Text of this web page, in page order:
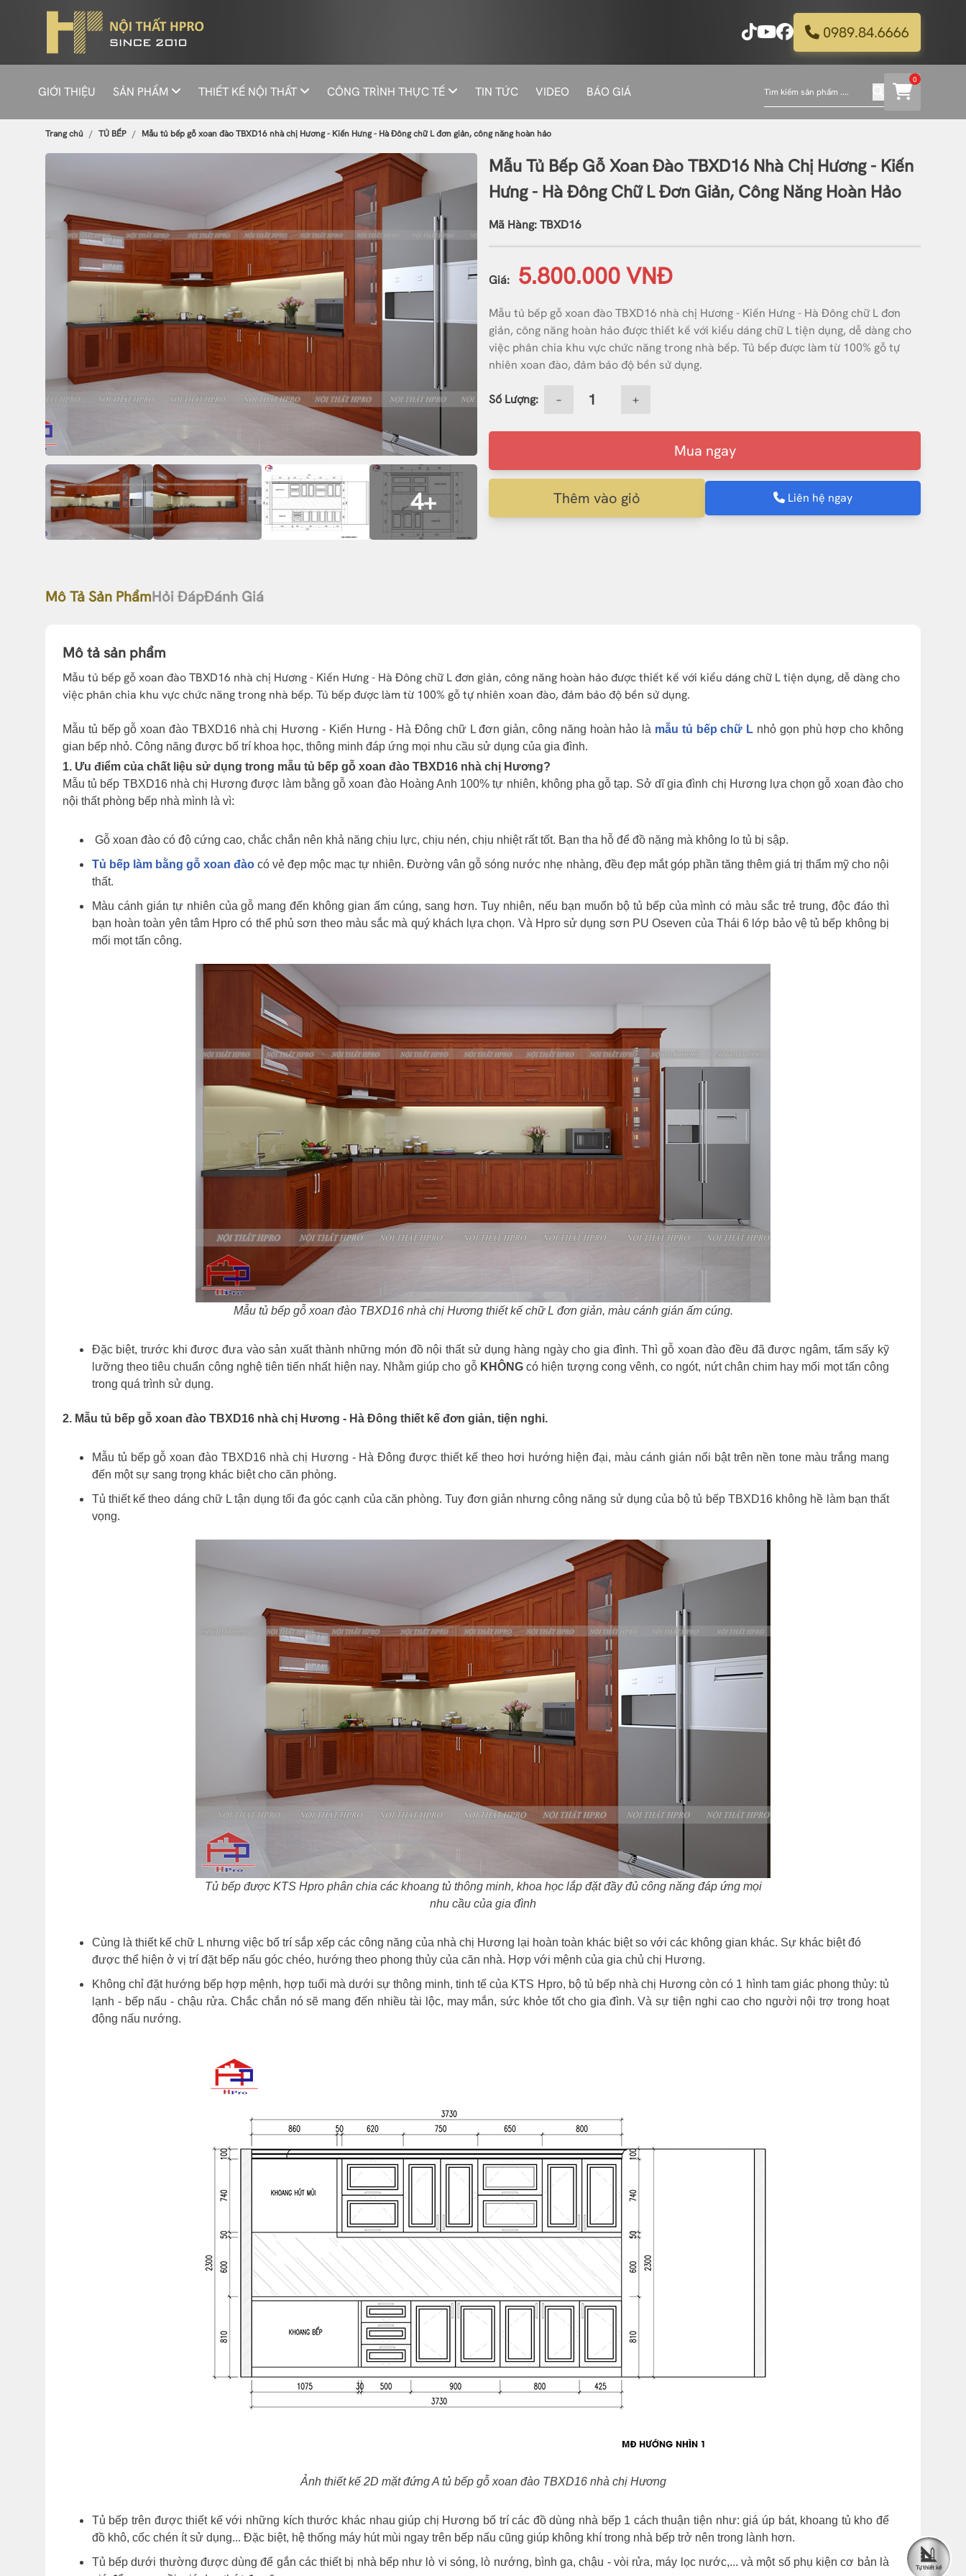
0989.84.6666
GIỚI THIỆU SẢN PHẨM THIẾT KẾ NỘI THẤT CÔNG TRÌNH THỰC TẾ TIN TỨC VIDEO BÁO GIÁ
0
Trang chủ TỦ BẾP Mẫu tủ bếp gỗ xoan đào TBXD16 nhà chị Hương - Kiến Hưng - Hà Đông chữ L đơn giản, công năng hoàn hảo
4+
Mẫu Tủ Bếp Gỗ Xoan Đào TBXD16 Nhà Chị Hương - Kiến
Hưng - Hà Đông Chữ L Đơn Giản, Công Năng Hoàn Hảo
Mã Hàng: TBXD16
Giá: 5.800.000 VNĐ
Mẫu tủ bếp gỗ xoan đào TBXD16 nhà chị Hương - Kiến Hưng - Hà Đông chữ L đơn
giản, công năng hoàn hảo được thiết kế với kiểu dáng chữ L tiện dụng, dễ dàng cho
việc phân chia khu vực chức năng trong nhà bếp. Tủ bếp được làm từ 100% gỗ tự
nhiên xoan đào, đảm bảo độ bền sử dụng.
Số Lượng: − +
Mua ngay
Thêm vào giỏ Liên hệ ngay
Mô Tả Sản PhẩmHỏi ĐápĐánh Giá
Mô tả sản phẩm
Mẫu tủ bếp gỗ xoan đào TBXD16 nhà chị Hương - Kiến Hưng - Hà Đông chữ L đơn giản, công năng hoàn hảo được thiết kế với kiểu dáng chữ L tiện dụng, dễ dàng cho
việc phân chia khu vực chức năng trong nhà bếp. Tủ bếp được làm từ 100% gỗ tự nhiên xoan đào, đảm bảo độ bền sử dụng.
Mẫu tủ bếp gỗ xoan đào TBXD16 nhà chị Hương - Kiến Hưng - Hà Đông chữ L đơn giản, công năng hoàn hảo là mẫu tủ bếp chữ L nhỏ gọn phù hợp cho không
gian bếp nhỏ. Công năng được bố trí khoa học, thông minh đáp ứng mọi nhu cầu sử dụng của gia đình.
1. Ưu điểm của chất liệu sử dụng trong mẫu tủ bếp gỗ xoan đào TBXD16 nhà chị Hương?
Mẫu tủ bếp TBXD16 nhà chị Hương được làm bằng gỗ xoan đào Hoàng Anh 100% tự nhiên, không pha gỗ tạp. Sở dĩ gia đình chị Hương lựa chọn gỗ xoan đào cho
nội thất phòng bếp nhà mình là vì:
Gỗ xoan đào có độ cứng cao, chắc chắn nên khả năng chịu lực, chịu nén, chịu nhiệt rất tốt. Bạn tha hỗ để đồ nặng mà không lo tủ bị sập.
Tủ bếp làm bằng gỗ xoan đào có vẻ đẹp mộc mạc tự nhiên. Đường vân gỗ sóng nước nhẹ nhàng, đều đẹp mắt góp phần tăng thêm giá trị thẩm mỹ cho nội
thất.
Màu cánh gián tự nhiên của gỗ mang đến không gian ấm cúng, sang hơn. Tuy nhiên, nếu bạn muốn bộ tủ bếp của mình có màu sắc trẻ trung, độc đáo thì
bạn hoàn toàn yên tâm Hpro có thể phủ sơn theo màu sắc mà quý khách lựa chọn. Và Hpro sử dụng sơn PU Oseven của Thái 6 lớp bảo vệ tủ bếp không bị
mối mọt tấn công.
Mẫu tủ bếp gỗ xoan đào TBXD16 nhà chị Hương thiết kế chữ L đơn giản, màu cánh gián ấm cúng.
Đặc biệt, trước khi được đưa vào sản xuất thành những món đồ nội thất sử dụng hàng ngày cho gia đình. Thì gỗ xoan đào đều đã được ngâm, tẩm sấy kỹ
lưỡng theo tiêu chuẩn công nghệ tiên tiến nhất hiện nay. Nhằm giúp cho gỗ KHÔNGcó hiện tượng cong vênh, co ngót, nứt chân chim hay mối mọt tấn công
trong quá trình sử dụng.
2. Mẫu tủ bếp gỗ xoan đào TBXD16 nhà chị Hương - Hà Đông thiết kế đơn giản, tiện nghi.
Mẫu tủ bếp gỗ xoan đào TBXD16 nhà chị Hương - Hà Đông được thiết kế theo hơi hướng hiện đại, màu cánh gián nổi bật trên nền tone màu trắng mang
đến một sự sang trọng khác biệt cho căn phòng.
Tủ thiết kế theo dáng chữ L tận dụng tối đa góc cạnh của căn phòng. Tuy đơn giản nhưng công năng sử dụng của bộ tủ bếp TBXD16 không hề làm bạn thất
vọng.
Tủ bếp được KTS Hpro phân chia các khoang tủ thông minh, khoa học lắp đặt đầy đủ công năng đáp ứng mọi
nhu cầu của gia đình
Cùng là thiết kế chữ L nhưng việc bố trí sắp xếp các công năng của nhà chị Hương lại hoàn toàn khác biệt so với các không gian khác. Sự khác biệt đó
được thể hiện ở vị trí đặt bếp nấu góc chéo, hướng theo phong thủy của căn nhà. Hợp với mệnh của gia chủ chị Hương.
Không chỉ đặt hướng bếp hợp mệnh, hợp tuổi mà dưới sự thông minh, tinh tế của KTS Hpro, bộ tủ bếp nhà chị Hương còn có 1 hình tam giác phong thủy: tủ
lạnh - bếp nấu - chậu rửa. Chắc chắn nó sẽ mang đến nhiều tài lộc, may mắn, sức khỏe tốt cho gia đình. Và sự tiện nghi cao cho người nội trợ trong hoạt
động nấu nướng.
Ảnh thiết kế 2D mặt đứng A tủ bếp gỗ xoan đào TBXD16 nhà chị Hương
Tủ bếp trên được thiết kế với những kích thước khác nhau giúp chị Hương bố trí các đồ dùng nhà bếp 1 cách thuận tiện như: giá úp bát, khoang tủ kho để
đồ khô, cốc chén ít sử dụng... Đặc biệt, hệ thống máy hút mùi ngay trên bếp nấu cũng giúp không khí trong nhà bếp trở nên trong lành hơn.
Tủ bếp dưới thường được dùng để gắn các thiết bị nhà bếp như lò vi sóng, lò nướng, bình ga, chậu - vòi rửa, máy lọc nước,... và một số phụ kiện cơ bản là
Tự thiết kế